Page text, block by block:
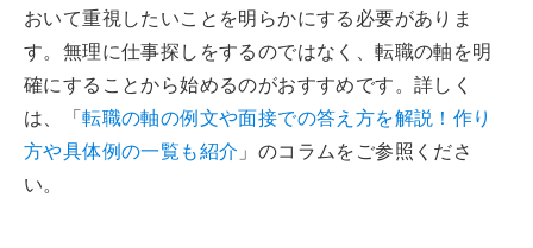
おいて重視したいことを明らかにする必要がありま
す。無理に仕事探しをするのではなく、転職の軸を明
確にすることから始めるのがおすすめです。詳しく
は、「転職の軸の例文や面接での答え方を解説！作り
方や具体例の一覧も紹介 」のコラムをご参照くださ
い。